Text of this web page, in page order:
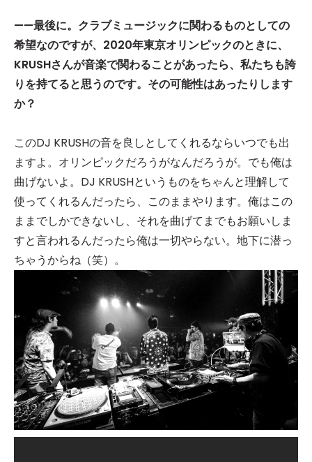
——最後に。クラブミュージックに関わるものとしての
希望なのですが、 2020年東京オリンピックのときに、
KRUSHさんが音楽で関わることがあったら、私たちも誇
りを持てると思うのです。その可能性はあったりします
か？
このDJ KRUSHの音を良しとしてくれるならいつでも出
ますよ。オリンピックだろうがなんだろうが。でも俺は
曲げないよ。DJ KRUSHというものをちゃんと理解して
使ってくれるんだったら、このままやります。俺はこの
ままでしかできないし、それを曲げてまでもお願いしま
すと言われるんだったら俺は一切やらない。地下に潜っ
ちゃうからね（笑）。